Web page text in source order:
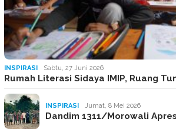
INSPIRASI Sabtu, 27 Juni 2026
Rumah Literasi Sidaya IMIP, Ruang
INSPIRASI Jumat, 8 Mei 2026
Dandim 1311/Morowali